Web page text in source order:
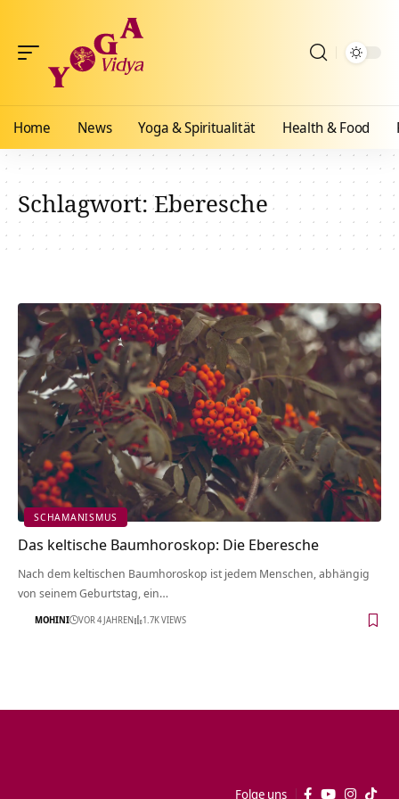
Home News Yoga & Spiritualität Health & Food
Schlagwort:Eberesche
SCHAMANISMUS
Das keltische Baumhoroskop: Die Eberesche
Nach dem keltischen Baumhoroskop ist jedem Menschen, abhängig
von seinem Geburtstag, ein…
MOHINI VOR 4 JAHREN 1.7K VIEWS
Folge uns